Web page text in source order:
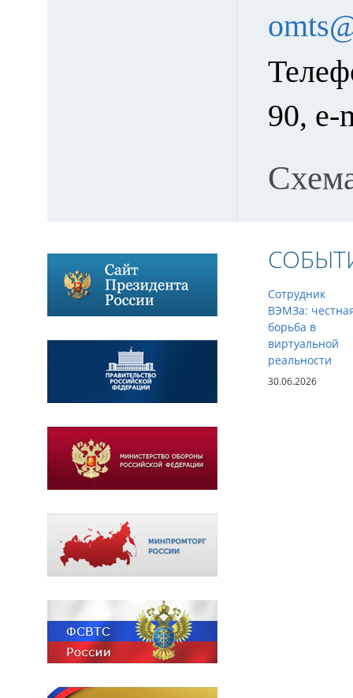
90,
Сотрудник
ВЭМЗа:
борьба в
виртуальной
реальности
30.06.2026